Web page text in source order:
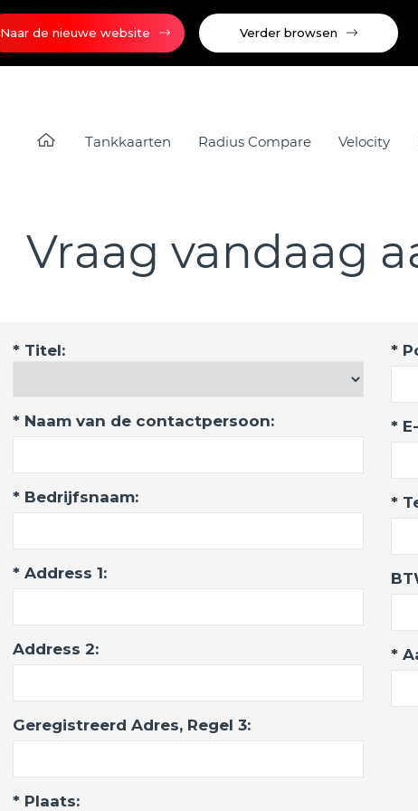
Naar de nieuwe website Verder browsen
Tankkaarten Radius Compare Velocity
Vraag vandaag
* Titel:
* Naam van de contactpersoon:
* Bedrijfsnaam:
* Address 1:
Address 2:
Geregistreerd Adres, Regel 3:
* Plaats:
*
*
*
*